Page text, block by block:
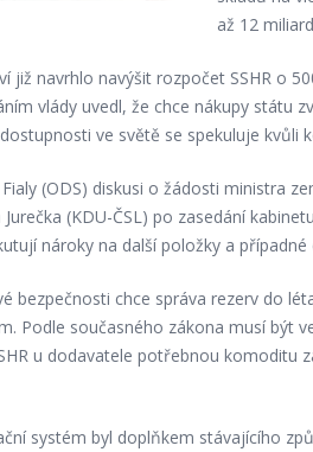
až 12
již navrhlo navýšit rozpočet SSHR o
vlády uvedl, že chce nákupy státu
ve světě se spekuluje kvůli
(ODS) diskusi o žádosti ministra
(KDU-ČSL) po zasedání
nároky na další položky a případné
bezpečnosti chce správa rezerv do
Podle současného zákona musí být
u dodavatele potřebnou komoditu
systém byl doplňkem stávajícího